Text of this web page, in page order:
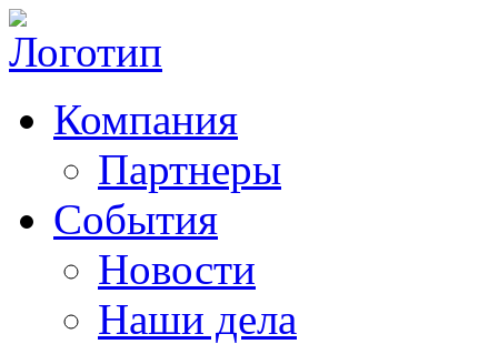
Компания
Партнеры
События
Новости
Наши дела